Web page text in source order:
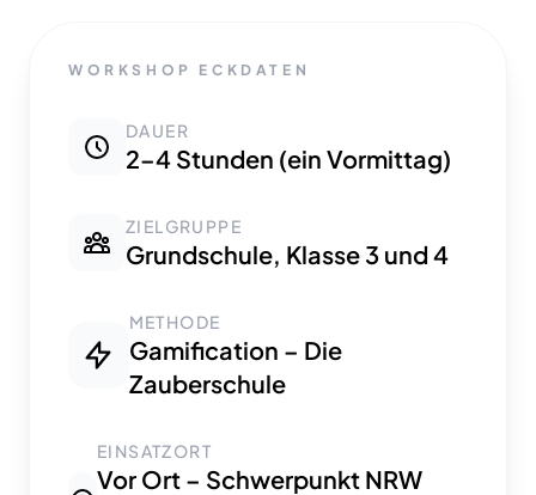
WORKSHOP ECKDATEN
DAUER
2–4 Stunden (ein Vormittag)
ZIELGRUPPE
Grundschule, Klasse 3 und 4
METHODE
Gamification – Die
Zauberschule
EINSATZORT
Vor Ort – Schwerpunkt NRW